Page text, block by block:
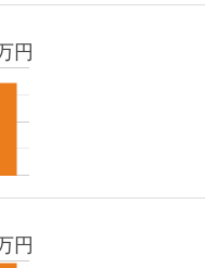
円
円